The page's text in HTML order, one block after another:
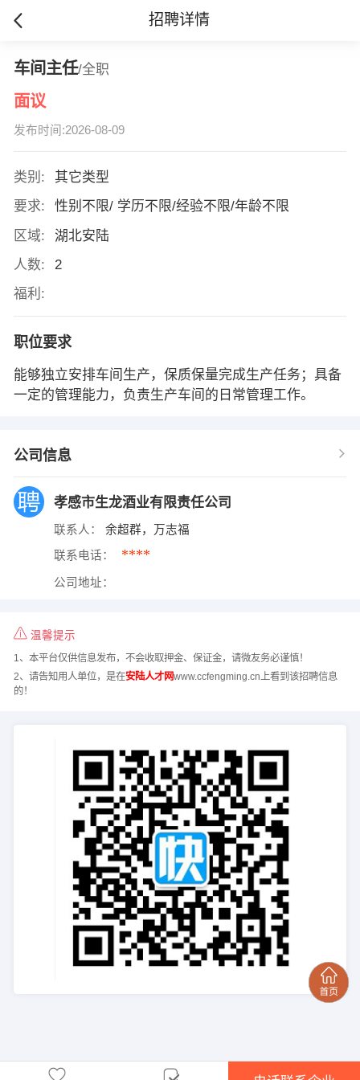
招聘详情
车间主任/全职
面议
发布时间:2026-08-09
类别:
其它类型
要求:
性别不限/ 学历不限/经验不限/年龄不限
区域:
湖北安陆
人数:
2
福利:
职位要求
能够独立安排车间生产，保质保量完成生产任务；具备
一定的管理能力，负责生产车间的日常管理工作。
公司信息
孝感市生龙酒业有限责任公司
联系人： 余超群，万志福
联系电话： ****
公司地址：
温馨提示
1、本平台仅供信息发布，不会收取押金、保证金，请微友务必谨慎！
2、请告知用人单位，是在安陆人才网www.ccfengming.cn上看到该招聘信息
的！